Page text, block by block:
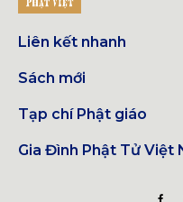
Liên kết nhanh
Sách mới
Tạp chí Phật giáo
Gia Đình Phật Tử Việt